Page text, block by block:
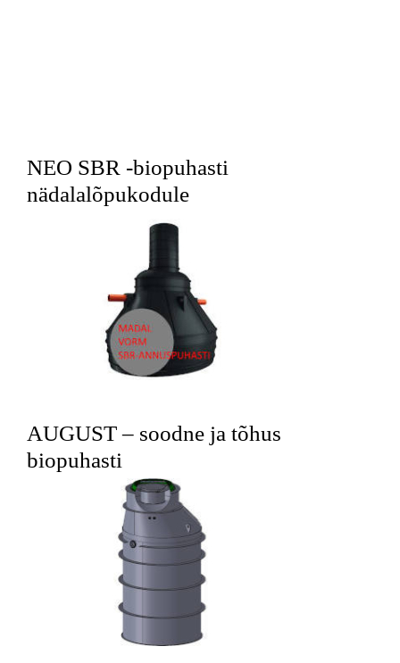
NEO SBR -biopuhasti
nädalalõpukodule
AUGUST – soodne ja tõhus
biopuhasti